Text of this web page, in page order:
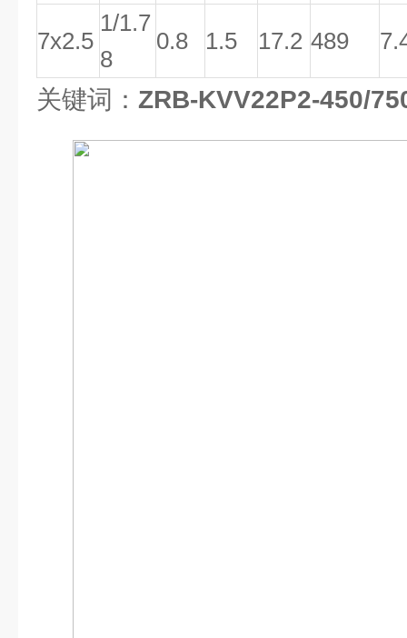
7x2.5
1/1.7
8
0.8 1.5 17.2 489
关键词： ZRB-KVV22P2-450/